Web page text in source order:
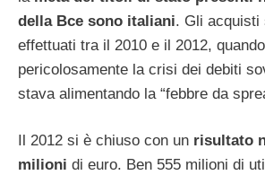
della Bce sono italiani. Gli acquisti
effettuati tra il 2010 e il 2012,
pericolosamente la crisi dei debiti
stava alimentando la “febbre da
Il 2012 si è chiuso con un risultato
milioni di euro. Ben 555 milioni di